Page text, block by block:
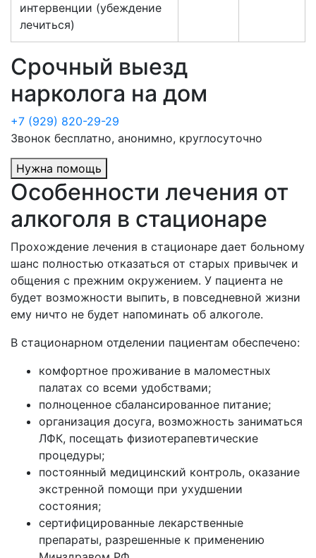
интервенции (убеждение
лечиться)
Срочный выезд
нарколога на дом
+7 (929) 820-29-29
Звонок бесплатно, анонимно, круглосуточно
Нужна помощь
Особенности лечения от
алкоголя в стационаре
Прохождение лечения в стационаре дает больному
шанс полностью отказаться от старых привычек и
общения с прежним окружением. У пациента не
будет возможности выпить, в повседневной жизни
ему ничто не будет напоминать об алкоголе.
В стационарном отделении пациентам обеспечено:
комфортное проживание в маломестных
палатах со всеми удобствами;
полноценное сбалансированное питание;
организация досуга, возможность заниматься
ЛФК, посещать физиотерапевтические
процедуры;
постоянный медицинский контроль, оказание
экстренной помощи при ухудшении
состояния;
сертифицированные лекарственные
препараты, разрешенные к применению